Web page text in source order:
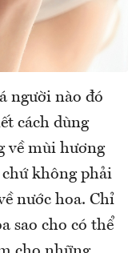
người nào đó
cách dùng
về mùi hương
không phải
nước hoa. Chỉ
sao cho có thể